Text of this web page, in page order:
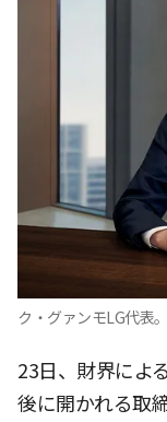
ク・グァンモLG代表
23日、財界によ
後に開かれる取